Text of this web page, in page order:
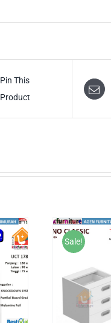
Pin This
Product
Sale!